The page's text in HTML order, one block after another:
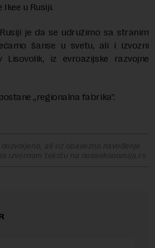
u Rusiji.
je da se udružimo sa stranim
šanse u svetu, ali i izvozni
Lisovolik, iz evroazijske razvojne
„regionalna fabrika”.
ali uz obavezno navođenje
izvornom tekstu na novaekonomija.rs